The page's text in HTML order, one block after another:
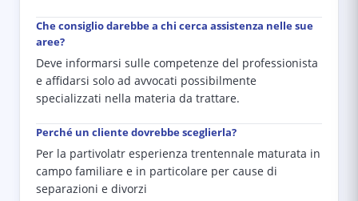
Che consiglio darebbe a chi cerca assistenza nelle sue
aree?
Deve informarsi sulle competenze del professionista
e affidarsi solo ad avvocati possibilmente
specializzati nella materia da trattare.
Perché un cliente dovrebbe sceglierla?
Per la partivolatr esperienza trentennale maturata in
campo familiare e in particolare per cause di
separazioni e divorzi